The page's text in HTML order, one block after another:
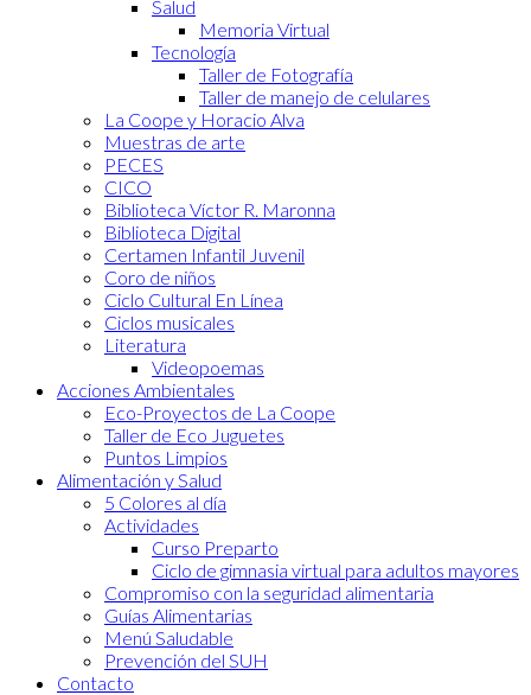
Salud
Memoria Virtual
Tecnología
Taller de Fotografía
Taller de manejo de celulares
La Coope y Horacio Alva
Muestras de arte
PECES
CICO
Biblioteca Víctor R. Maronna
Biblioteca Digital
Certamen Infantil Juvenil
Coro de niños
Ciclo Cultural En Línea
Ciclos musicales
Literatura
Videopoemas
Acciones Ambientales
Eco-Proyectos de La Coope
Taller de Eco Juguetes
Puntos Limpios
Alimentación y Salud
5 Colores al día
Actividades
Curso Preparto
Ciclo de gimnasia virtual para adultos mayores
Compromiso con la seguridad alimentaria
Guías Alimentarias
Menú Saludable
Prevención del SUH
Contacto